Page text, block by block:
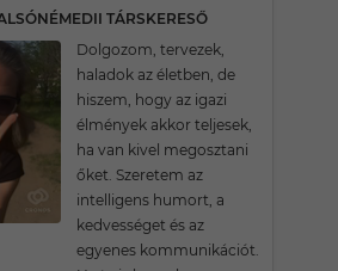
TÁRSKERESŐ
Dolgozom, tervezek,
haladok az életben, de
hiszem, hogy az igazi
élmények akkor teljesek,
ha van kivel megosztani
őket. Szeretem az
intelligens humort, a
kedvességet és az
egyenes kommunikációt.